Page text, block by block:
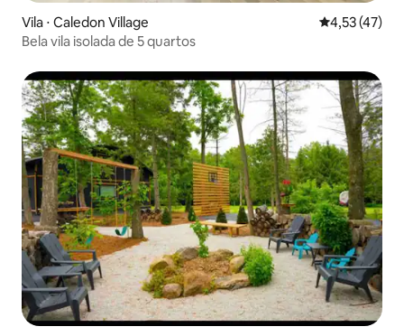
Vila ⋅ Caledon Village 4,53 de uma
4,53 (47)
Bela vila isolada de 5 quartos